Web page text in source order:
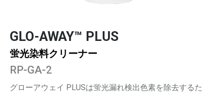
GLO-AWAY™ PLUS
蛍光染料クリーナー
RP-GA-2
グローアウェイ PLUSは蛍光漏れ検出色素を除去するた